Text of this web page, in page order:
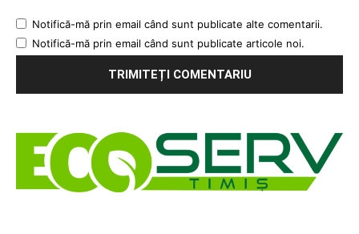
Notifică-mă prin email când sunt publicate alte comentarii.
Notifică-mă prin email când sunt publicate articole noi.